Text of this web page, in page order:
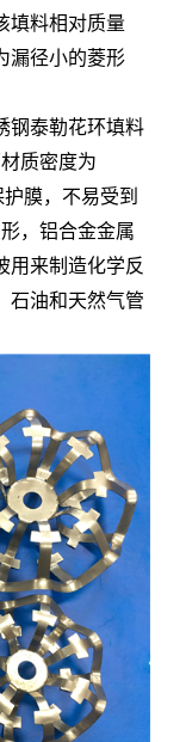
填料相对质量
漏径小的菱形
钢泰勒花环填料
质密度为
膜，不易受到
，铝合金金属
用来制造化学反
石油和天然气管